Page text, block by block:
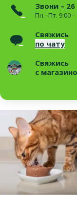
Звони –
Пн.–Пт. 9:00 –
Свяжись
по чату
Свяжись
с